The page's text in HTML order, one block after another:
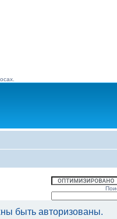
быть авторизованы.